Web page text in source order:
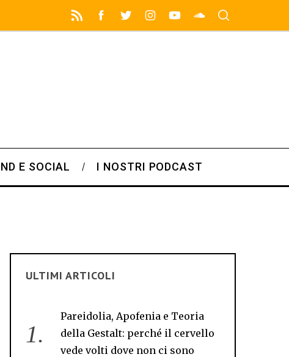
E SOCIAL I NOSTRI PODCAST
ULTIMI ARTICOLI
Pareidolia, Apofenia e Teoria
della Gestalt: perché il cervello
vede volti dove non ci sono